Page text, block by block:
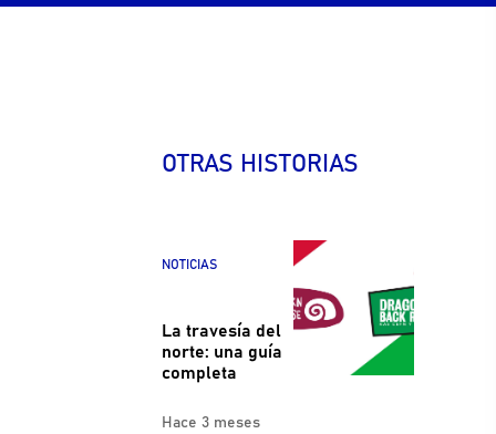
OTRAS HISTORIAS
NOTICIAS
La travesía del
norte: una guía
completa
Hace 3 meses